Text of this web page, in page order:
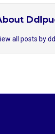
all posts by